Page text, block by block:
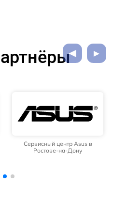
Сервисный центр Asus в
Ростове-на-Дону